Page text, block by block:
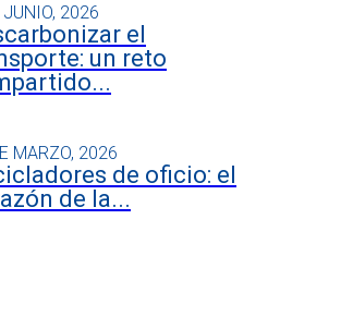
JUNIO, 2026
el
un reto
MARZO, 2026
de oficio: el
de la...